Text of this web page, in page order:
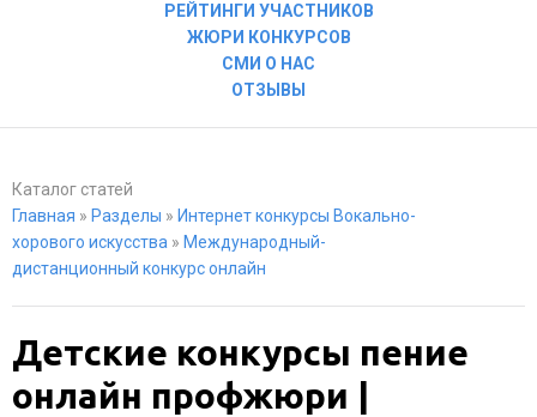
РЕЙТИНГИ УЧАСТНИКОВ
ЖЮРИ КОНКУРСОВ
СМИ О НАС
ОТЗЫВЫ
Каталог статей
Главная » Разделы » Интернет конкурсы Вокально-
хорового искусства » Международный-
дистанционный конкурс онлайн
Детские конкурсы пение
онлайн профжюри |